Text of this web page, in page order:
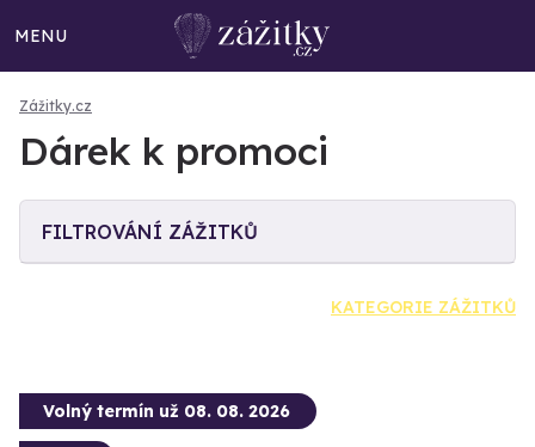
MENU
Zážitky.cz
Dárek k promoci
FILTROVÁNÍ ZÁŽITKŮ
KATEGORIE ZÁŽITKŮ
Volný termín už 08. 08. 2026